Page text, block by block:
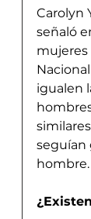
Carolyn
señaló
mujeres
igualen
seguían
hombre.